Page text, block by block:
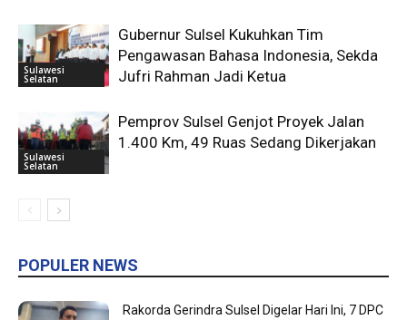
Sulawesi
Selatan
Gubernur Sulsel Kukuhkan Tim
Pengawasan Bahasa Indonesia, Sekda
Jufri Rahman Jadi Ketua
Sulawesi
Selatan
Pemprov Sulsel Genjot Proyek Jalan
1.400 Km, 49 Ruas Sedang Dikerjakan
POPULER NEWS
Rakorda Gerindra Sulsel Digelar Hari Ini, 7 DPC